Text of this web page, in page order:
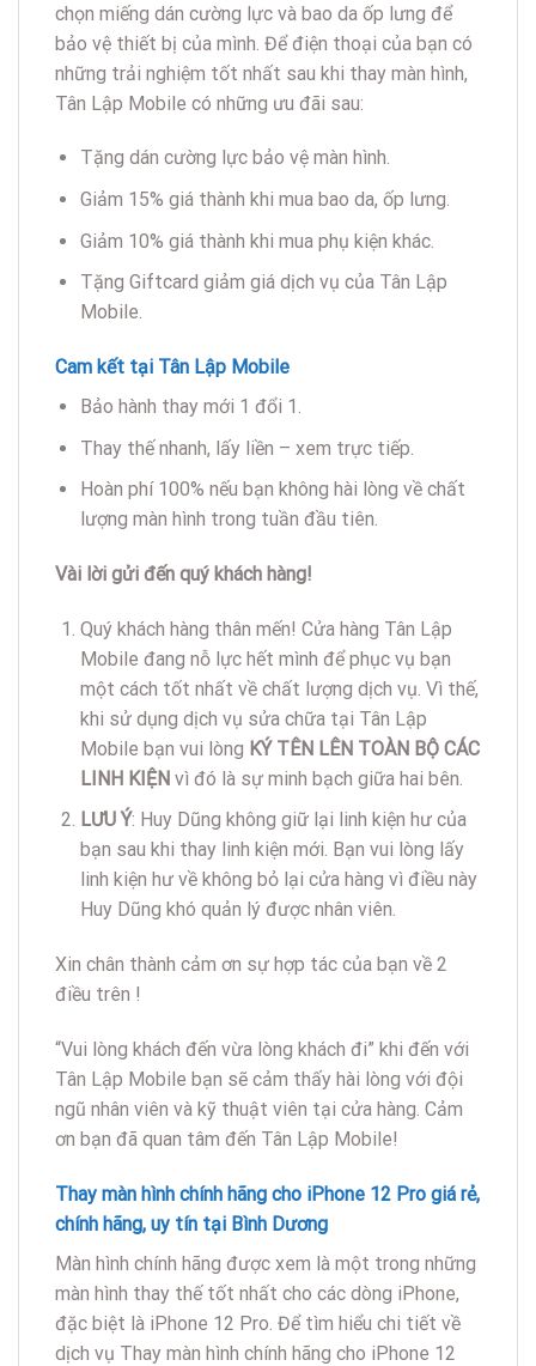
chọn miếng dán cường lực và bao da ốp lưng để
bảo vệ thiết bị của mình. Để điện thoại của bạn có
những trải nghiệm tốt nhất sau khi thay màn hình,
Tân Lập Mobile có những ưu đãi sau:
Tặng dán cường lực bảo vệ màn hình.
Giảm 15% giá thành khi mua bao da, ốp lưng.
Giảm 10% giá thành khi mua phụ kiện khác.
Tặng Giftcard giảm giá dịch vụ của Tân Lập
Mobile.
Cam kết tại Tân Lập Mobile
Bảo hành thay mới 1 đổi 1.
Thay thế nhanh, lấy liền – xem trực tiếp.
Hoàn phí 100% nếu bạn không hài lòng về chất
lượng màn hình trong tuần đầu tiên.
Vài lời gửi đến quý khách hàng!
Quý khách hàng thân mến! Cửa hàng Tân Lập
Mobile đang nỗ lực hết mình để phục vụ bạn
một cách tốt nhất về chất lượng dịch vụ. Vì thế,
khi sử dụng dịch vụ sửa chữa tại Tân Lập
Mobile bạn vui lòng KÝ TÊN LÊN TOÀN BỘ CÁC
LINH KIỆNvì đó là sự minh bạch giữa hai bên.
LƯU Ý: Huy Dũng không giữ lại linh kiện hư của
bạn sau khi thay linh kiện mới. Bạn vui lòng lấy
linh kiện hư về không bỏ lại cửa hàng vì điều này
Huy Dũng khó quản lý được nhân viên.
Xin chân thành cảm ơn sự hợp tác của bạn về 2
điều trên !
“Vui lòng khách đến vừa lòng khách đi” khi đến với
Tân Lập Mobile bạn sẽ cảm thấy hài lòng với đội
ngũ nhân viên và kỹ thuật viên tại cửa hàng. Cảm
ơn bạn đã quan tâm đến Tân Lập Mobile!
Thay màn hình chính hãng cho iPhone 12 Pro giá rẻ,
chính hãng, uy tín tại Bình Dương
Màn hình chính hãng được xem là một trong những
màn hình thay thế tốt nhất cho các dòng iPhone,
đặc biệt là iPhone 12 Pro. Để tìm hiểu chi tiết về
dịch vụ Thay màn hình chính hãng cho iPhone 12